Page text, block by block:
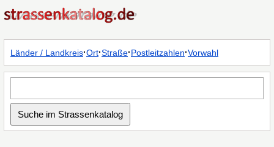
Länder / Landkreis·Ort·Straße·Postleitzahlen·Vorwahl